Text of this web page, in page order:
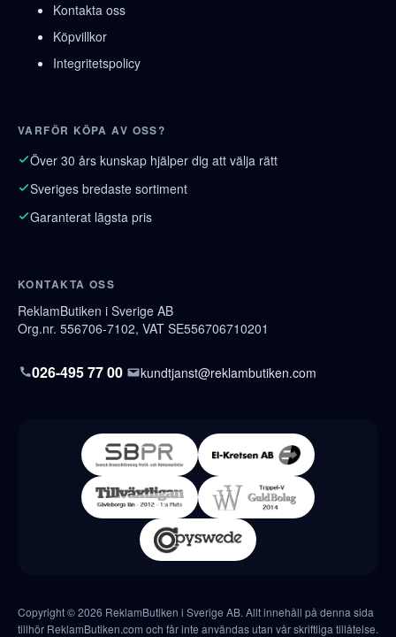
Kontakta oss
Köpvillkor
Integritetspolicy
VARFÖR KÖPA AV OSS?
Över 30 års kunskap hjälper dig att välja rätt
Sveriges bredaste sortiment
Garanterat lägsta pris
KONTAKTA OSS
ReklamButiken i Sverige AB
Org.nr. 556706-7102, VAT SE556706710201
026-495 77 00 kundtjanst@reklambutiken.com
Copyright © 2026 ReklamButiken i Sverige AB. Allt innehåll på denna sida
tillhör ReklamButiken.com och får inte användas utan vår skriftliga tillåtelse.